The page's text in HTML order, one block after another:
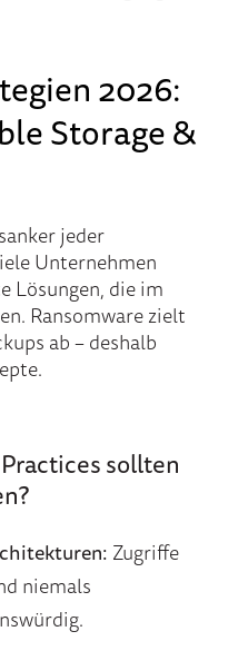
2026:
Storage &
jeder
Unternehmen
Lösungen, die im
Ransomware zielt
ab – deshalb
sollten
Zugriffe
niemals